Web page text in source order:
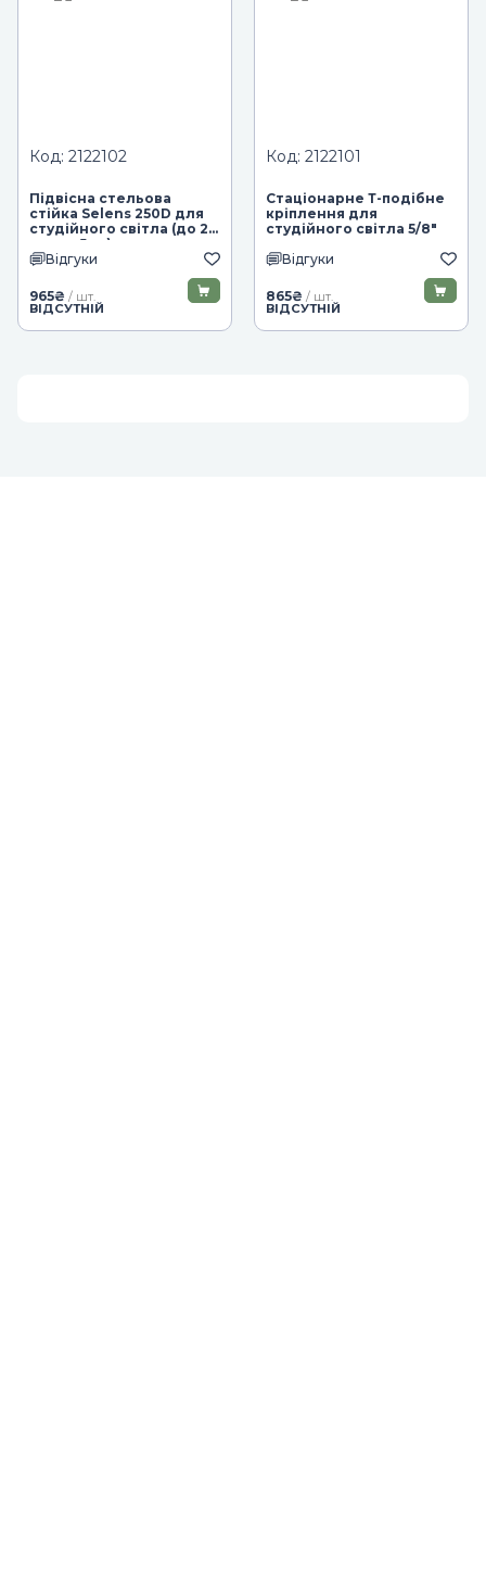
Код: 2122102
Підвісна стельова
стійка Selens 250D для
студійного світла (до 28
см, до 5 кг)
Відгуки
965₴ / шт.
ВІДСУТНІЙ
Код: 2122101
Стаціонарне Т-подібне
кріплення для
студійного світла 5/8"
Відгуки
865₴ / шт.
ВІДСУТНІЙ